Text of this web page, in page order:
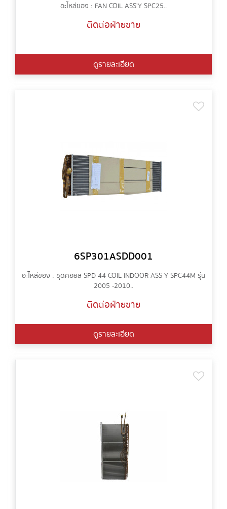
อะไหล่ของ : FAN COIL ASS'Y SPC25..
ติดต่อฝ่ายขาย
ดูรายละเอียด
6SP301ASDD001
อะไหล่ของ : ชุดคอยล์ SPD 44 COIL INDOOR ASS Y SPC44M รุ่น
2005 -2010..
ติดต่อฝ่ายขาย
ดูรายละเอียด